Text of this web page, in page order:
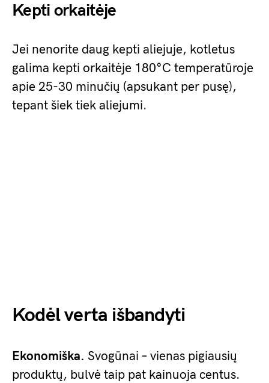
Kepti orkaitėje
Jei nenorite daug kepti aliejuje, kotletus
galima kepti orkaitėje 180°C temperatūroje
apie 25-30 minučių (apsukant per pusę),
tepant šiek tiek aliejumi.
Kodėl verta išbandyti
Ekonomiška. Svogūnai – vienas pigiausių
produktų, bulvė taip pat kainuoja centus.